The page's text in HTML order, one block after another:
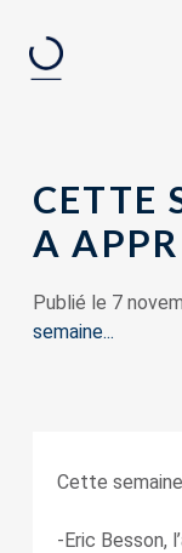
CETTE
A
Publié le 7
semaine...
Cette
-Eric Besson,